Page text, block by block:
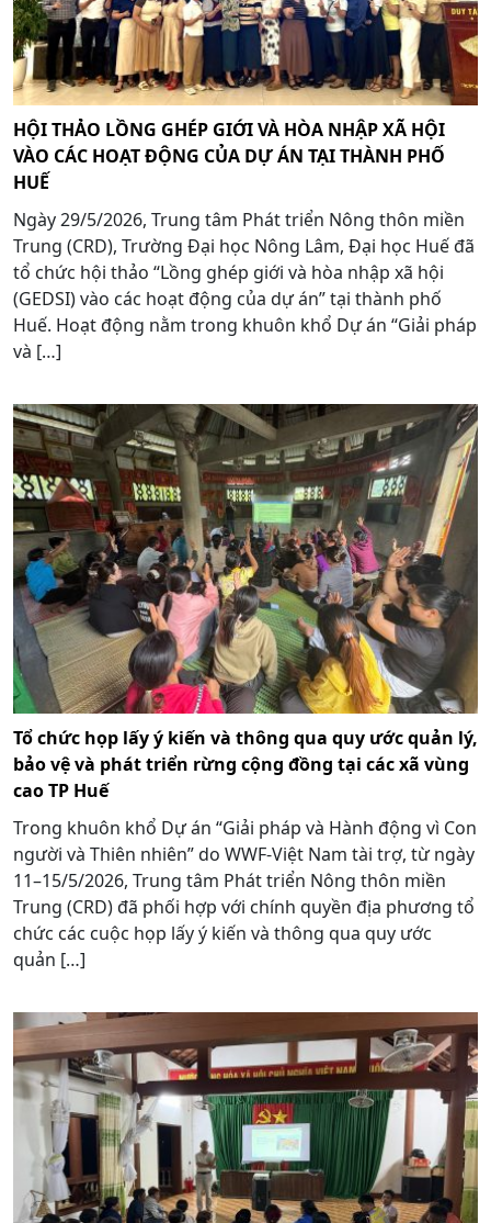
HỘI THẢO LỒNG GHÉP GIỚI VÀ HÒA NHẬP XÃ HỘI
VÀO CÁC HOẠT ĐỘNG CỦA DỰ ÁN TẠI THÀNH PHỐ
HUẾ
Ngày 29/5/2026, Trung tâm Phát triển Nông thôn miền
Trung (CRD), Trường Đại học Nông Lâm, Đại học Huế đã
tổ chức hội thảo “Lồng ghép giới và hòa nhập xã hội
(GEDSI) vào các hoạt động của dự án” tại thành phố
Huế. Hoạt động nằm trong khuôn khổ Dự án “Giải pháp
và […]
Tổ chức họp lấy ý kiến và thông qua quy ước quản lý,
bảo vệ và phát triển rừng cộng đồng tại các xã vùng
cao TP Huế
Trong khuôn khổ Dự án “Giải pháp và Hành động vì Con
người và Thiên nhiên” do WWF-Việt Nam tài trợ, từ ngày
11–15/5/2026, Trung tâm Phát triển Nông thôn miền
Trung (CRD) đã phối hợp với chính quyền địa phương tổ
chức các cuộc họp lấy ý kiến và thông qua quy ước
quản […]